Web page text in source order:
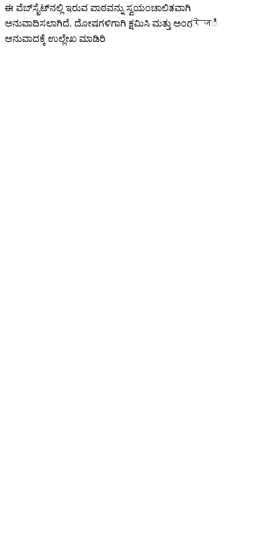
ಈ ವೆಬ್‌ಸೈಟ್‌ನಲ್ಲಿ ಇರುವ ಪಾಠವನ್ನು ಸ್ವಯಂಚಾಲಿತವಾಗಿ
ಅನುವಾದಿಸಲಾಗಿದೆ. ದೋಷಗಳಿಗಾಗಿ ಕ್ಷಮಿಸಿ ಮತ್ತು ಅಂಗ्रेजಿ
ಅನುವಾದಕ್ಕೆ ಉಲ್ಲೇಖ ಮಾಡಿರಿ